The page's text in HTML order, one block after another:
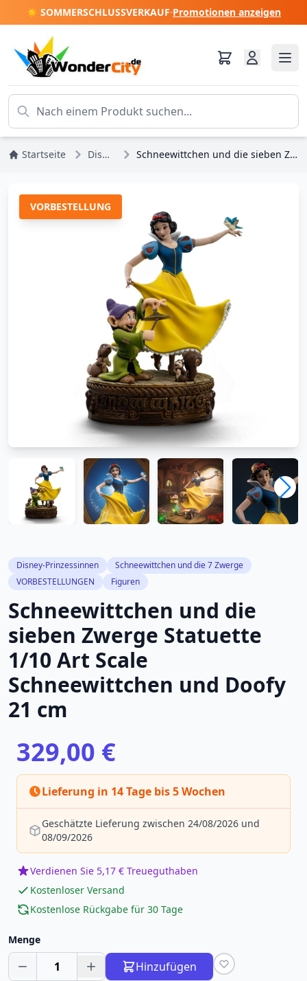
☀️ SOMMERSCHLUSSVERKAUF·Promotionen anzeigen
Startseite Disney-Prinzessinnen Schneewittchen und die sieben Zwerge Statuette 1/10 Art Scale Schneewittchen und Doofy 21 cm
VORBESTELLUNG
Disney-Prinzessinnen
Schneewittchen und die 7 Zwerge
VORBESTELLUNGEN
Figuren
Schneewittchen und die
sieben Zwerge Statuette
1/10 Art Scale
Schneewittchen und Doofy
21 cm
329,00 €
Lieferung in 14 Tage bis 5 Wochen
Geschätzte Lieferung zwischen 24/08/2026 und
08/09/2026
Verdienen Sie 5,17 € Treueguthaben
Kostenloser Versand
Kostenlose Rückgabe für 30 Tage
Menge
1 Hinzufügen